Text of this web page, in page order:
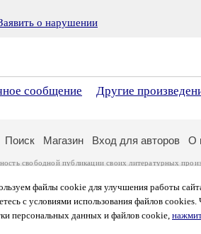
о нарушении
сообщение Другие
файлы cookie для улучшения работы
с условиями использования файлов
персональных данных и файлов cookie,
Поиск Магазин Вход для авторов О
свободной публикации своих литературных
. Перепечатка произведений
авторы несут самостоятельно на основании
персональных данных. Вы также можете
200 тысяч посетителей, которые в общей сумме
графе указано по две цифры: количество